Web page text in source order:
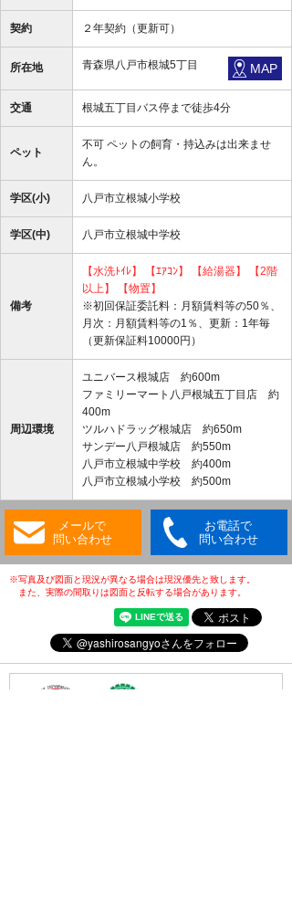
契約 ２年契約（更新可）
所在地 青森県八戸市根城5丁目 MAP
交通 根城五丁目バス停まで徒歩4分
ペット
不可 ペットの飼育・持込みは出来ませ
ん。
学区(小) 八戸市立根城小学校
学区(中) 八戸市立根城中学校
備考
【水洗ﾄｲﾚ】 【ｴｱｺﾝ】 【給湯器】
【2階
以上】
【物置】
※初回保証委託料：月額賃料等の50％、
月次：月額賃料等の1％、更新：1年毎
（更新保証料10000円）
周辺環境
ユニバース根城店 約600m
ファミリーマート八戸根城五丁目店 約
400m
ツルハドラッグ根城店 約650m
サンデー八戸根城店 約550m
八戸市立根城中学校 約400m
八戸市立根城小学校 約500m
メールで
問い合わせ
お電話で
問い合わせ
※写真及び図面と現況が異なる場合は現況優先と致します。
また、実際の間取りは図面と反転する場合があります。